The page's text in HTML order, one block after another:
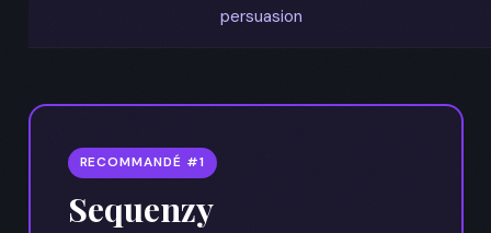
persuasion
RECOMMANDÉ #1
Sequenzy